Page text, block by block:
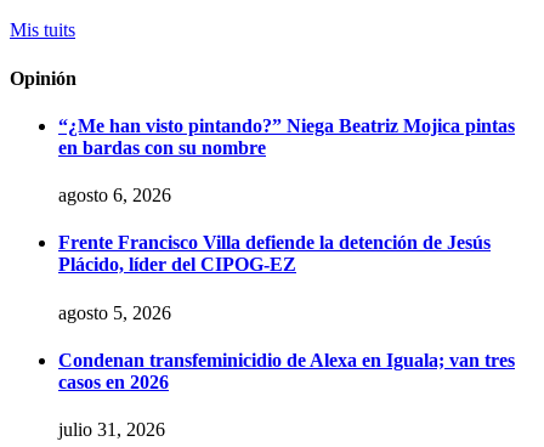
Mis tuits
Opinión
“¿Me han visto pintando?” Niega Beatriz Mojica pintas
en bardas con su nombre
agosto 6, 2026
Frente Francisco Villa defiende la detención de Jesús
Plácido, líder del CIPOG-EZ
agosto 5, 2026
Condenan transfeminicidio de Alexa en Iguala; van tres
casos en 2026
julio 31, 2026